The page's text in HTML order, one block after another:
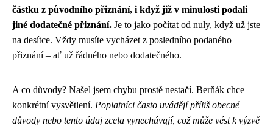
částku z původního přiznání, i když již v minulosti podali
jiné dodatečné přiznání. Je to jako počítat od nuly, když už jste
na desítce. Vždy musíte vycházet z posledního podaného
přiznání – ať už řádného nebo dodatečného.
A co důvody? Našel jsem chybu prostě nestačí. Berňák chce
konkrétní vysvětlení. Poplatníci často uvádějí příliš obecné
důvody nebo tento údaj zcela vynechávají, což může vést k výzvě